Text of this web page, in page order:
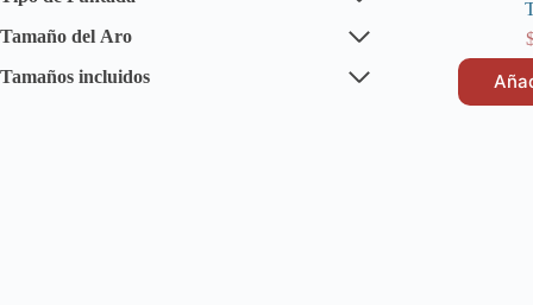
Tamaño del Aro
Tamaños incluidos